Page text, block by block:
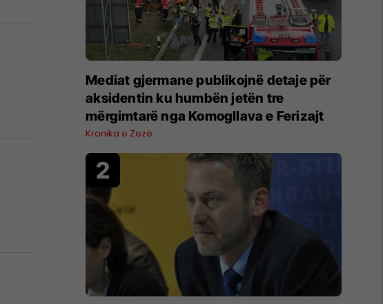
Mediat gjermane publikojnë detaje për
aksidentin ku humbën jetën tre
mërgimtarë nga Komogllava e Ferizajt
Kronika e Zezë